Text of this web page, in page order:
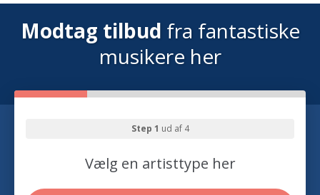
Modtag tilbud fra fantastiske
musikere her
Step 1 ud af 4
Vælg en artisttype her